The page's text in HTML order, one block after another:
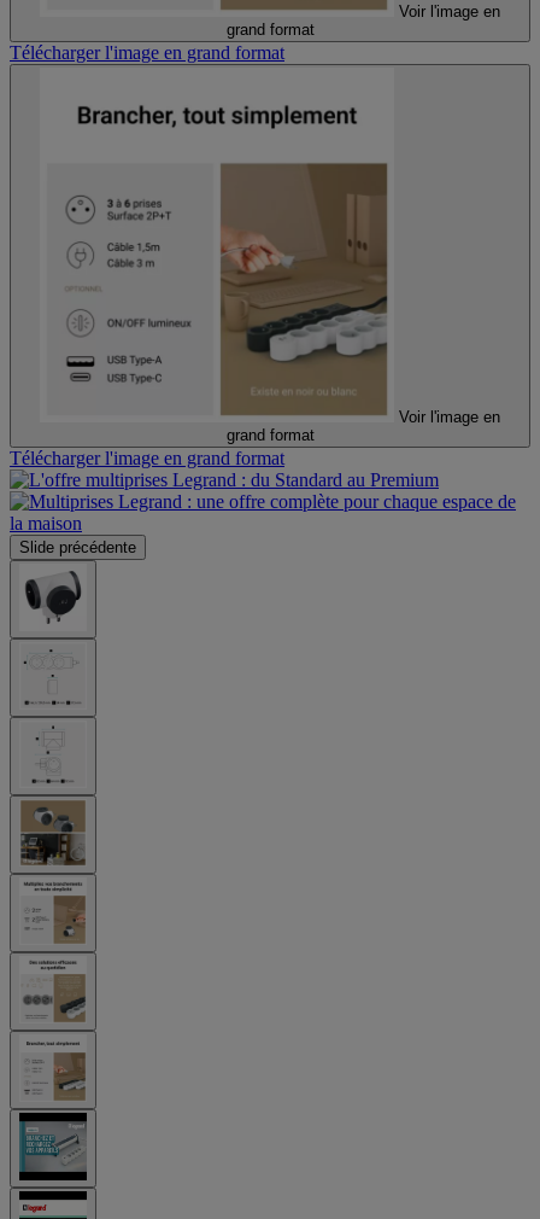
Voir l'image en
grand format
Télécharger l'image en grand format
Voir l'image en
grand format
Télécharger l'image en grand format
Slide précédente